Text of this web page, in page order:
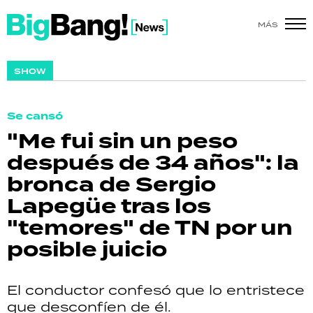
MÁS
SHOW
Se cansó
"Me fui sin un peso
después de 34 años": la
bronca de Sergio
Lapegüe tras los
"temores" de TN por un
posible juicio
El conductor confesó que lo entristece
que desconfíen de él.
SHOW
ACTUALIDAD
POLICIALES
ECONOMÍA
GRAN HERMANO
SALUD
DEPORTES